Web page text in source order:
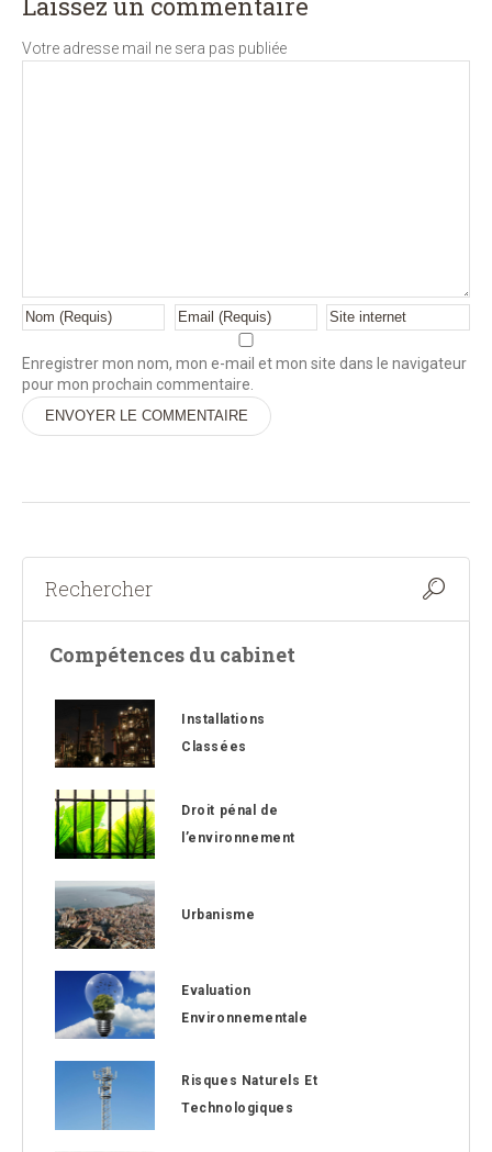
Votre adresse mail ne sera pas publiée
Enregistrer mon nom, mon e-mail et mon site dans le navigateur
pour mon prochain commentaire.
Compétences du cabinet
Installations
Classées
Droit pénal de
l’environnement
Urbanisme
Evaluation
Environnementale
Risques Naturels Et
Technologiques